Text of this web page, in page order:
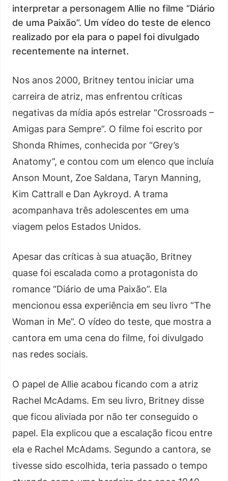
interpretar a personagem Allie no filme “Diário
de uma Paixão”. Um vídeo do teste de elenco
realizado por ela para o papel foi divulgado
recentemente na internet.
Nos anos 2000, Britney tentou iniciar uma
carreira de atriz, mas enfrentou críticas
negativas da mídia após estrelar “Crossroads –
Amigas para Sempre”. O filme foi escrito por
Shonda Rhimes, conhecida por “Grey’s
Anatomy”, e contou com um elenco que incluía
Anson Mount, Zoe Saldana, Taryn Manning,
Kim Cattrall e Dan Aykroyd. A trama
acompanhava três adolescentes em uma
viagem pelos Estados Unidos.
Apesar das críticas à sua atuação, Britney
quase foi escalada como a protagonista do
romance “Diário de uma Paixão”. Ela
mencionou essa experiência em seu livro “The
Woman in Me”. O vídeo do teste, que mostra a
cantora em uma cena do filme, foi divulgado
nas redes sociais.
O papel de Allie acabou ficando com a atriz
Rachel McAdams. Em seu livro, Britney disse
que ficou aliviada por não ter conseguido o
papel. Ela explicou que a escalação ficou entre
ela e Rachel McAdams. Segundo a cantora, se
tivesse sido escolhida, teria passado o tempo